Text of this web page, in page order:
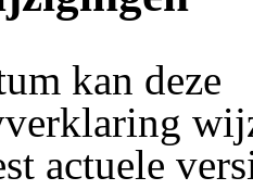
kan deze
actuele